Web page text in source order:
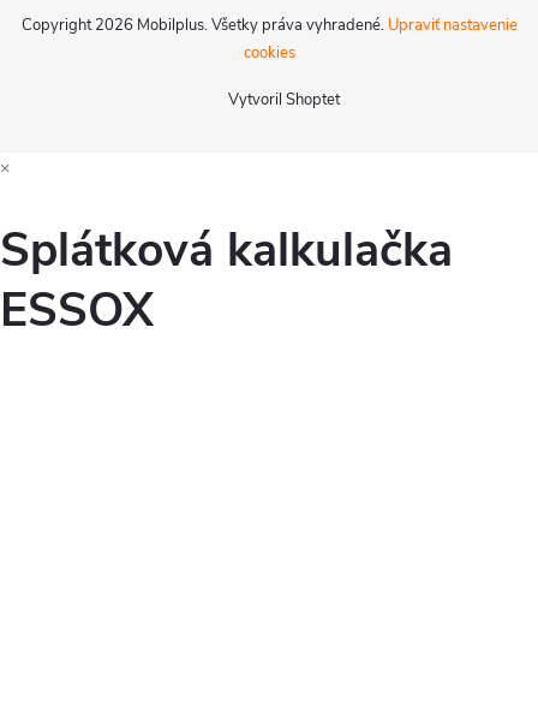
Vytvoril Shoptet
Copyright 2026 Mobilplus. Všetky práva vyhradené. Upraviť nastavenie
cookies
×
Splátková kalkulačka
ESSOX